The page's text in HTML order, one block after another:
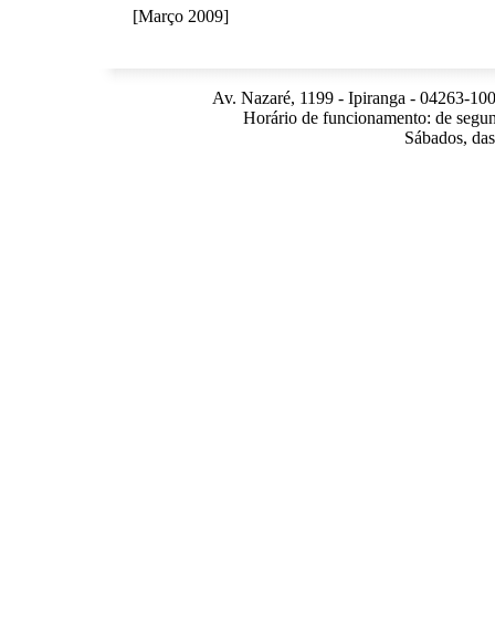
[Março 2009]
Av. Nazaré, 1199 - Ipiranga - 04263-
Horário de funcionamento: de
Sábados,